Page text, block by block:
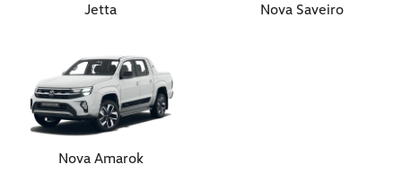
Jetta Nova Saveiro
Nova Amarok